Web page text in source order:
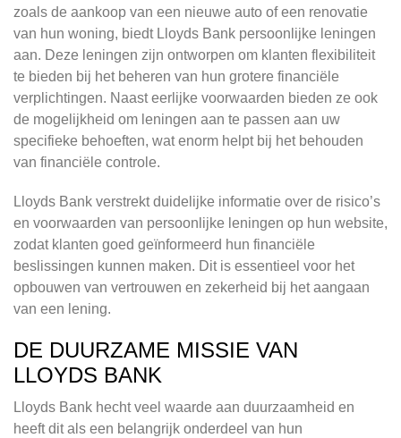
zoals de aankoop van een nieuwe auto of een renovatie
van hun woning, biedt Lloyds Bank persoonlijke leningen
aan. Deze leningen zijn ontworpen om klanten flexibiliteit
te bieden bij het beheren van hun grotere financiële
verplichtingen. Naast eerlijke voorwaarden bieden ze ook
de mogelijkheid om leningen aan te passen aan uw
specifieke behoeften, wat enorm helpt bij het behouden
van financiële controle.
Lloyds Bank verstrekt duidelijke informatie over de risico’s
en voorwaarden van persoonlijke leningen op hun website,
zodat klanten goed geïnformeerd hun financiële
beslissingen kunnen maken. Dit is essentieel voor het
opbouwen van vertrouwen en zekerheid bij het aangaan
van een lening.
DE DUURZAME MISSIE VAN
LLOYDS BANK
Lloyds Bank hecht veel waarde aan duurzaamheid en
heeft dit als een belangrijk onderdeel van hun